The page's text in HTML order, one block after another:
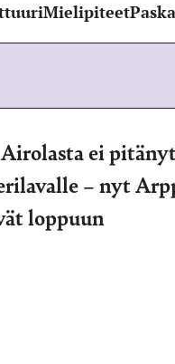
Mielipiteet
ei
– nyt
loppuun